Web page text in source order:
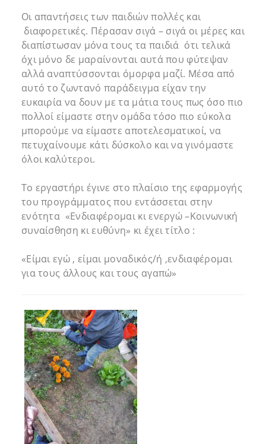
Οι απαντήσεις των παιδιών πολλές και
διαφορετικές. Πέρασαν σιγά – σιγά οι μέρες και
διαπίστωσαν μόνα τους τα παιδιά ότι τελικά
όχι μόνο δε μαραίνονται αυτά που φύτεψαν
αλλά αναπτύσσονται όμορφα μαζί. Μέσα από
αυτό το ζωντανό παράδειγμα είχαν την
ευκαιρία να δουν με τα μάτια τους πως όσο πιο
πολλοί είμαστε στην ομάδα τόσο πιο εύκολα
μπορούμε να είμαστε αποτελεσματικοί, να
πετυχαίνουμε κάτι δύσκολο και να γινόμαστε
όλοι καλύτεροι.
Το εργαστήρι έγινε στο πλαίσιο της εφαρμογής
του προγράμματος που εντάσσεται στην
ενότητα «Ενδιαφέρομαι κι ενεργώ –Κοινωνική
συναίσθηση κι ευθύνη» κι έχει τίτλο :
«Είμαι εγώ , είμαι μοναδικός/ή ,ενδιαφέρομαι
για τους άλλους και τους αγαπώ»